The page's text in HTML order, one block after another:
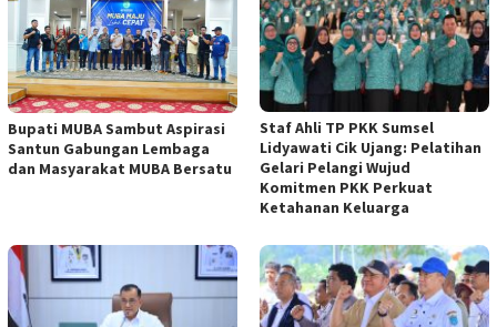
Bupati MUBA Sambut Aspirasi
Santun Gabungan Lembaga
dan Masyarakat MUBA Bersatu
Staf Ahli TP PKK Sumsel
Lidyawati Cik Ujang: Pelatihan
Gelari Pelangi Wujud
Komitmen PKK Perkuat
Ketahanan Keluarga